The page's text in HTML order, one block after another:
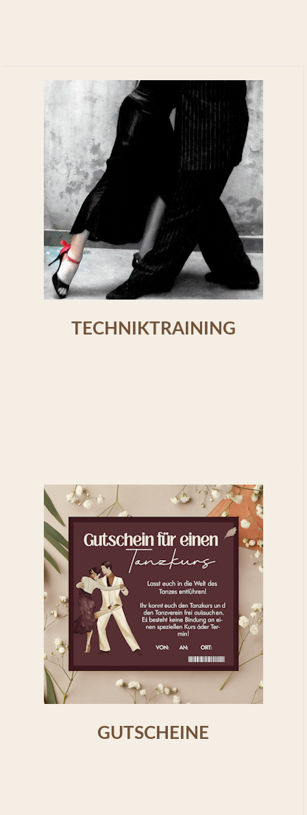
TECHNIKTRAINING
GUTSCHEINE